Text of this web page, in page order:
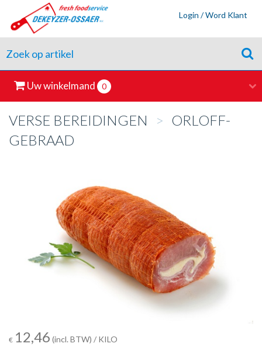
Login / Word Klant
Uw winkelmand 0
VERSE BEREIDINGEN > ORLOFF-
GEBRAAD
€ 12,46 (incl. BTW) / KILO